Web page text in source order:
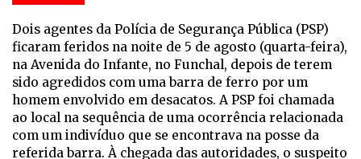
Dois agentes da Polícia de Segurança Pública (PSP)
ficaram feridos na noite de 5 de agosto (quarta-feira),
na Avenida do Infante, no Funchal, depois de terem
sido agredidos com uma barra de ferro por um
homem envolvido em desacatos. A PSP foi chamada
ao local na sequência de uma ocorrência relacionada
com um indivíduo que se encontrava na posse da
referida barra. À chegada das autoridades, o suspeito